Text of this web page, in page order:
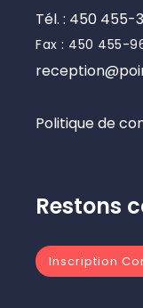
Tél. : 450 455-
Fax : 450 455-
Politique de
Restons
Inscription